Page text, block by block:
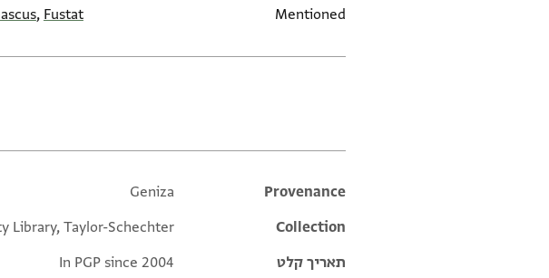
Mentioned
, Fustat
Additional metadata
Provenance
Geniza
Collection
Library, Taylor-Schechter
תאריך קלט
In PGP since 2004